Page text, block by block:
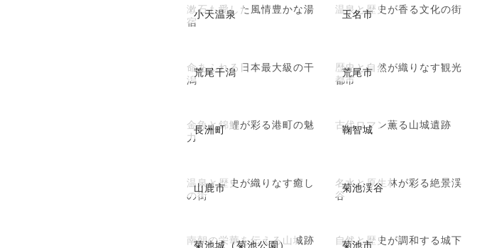
小天温泉
漱石も愛した風情豊かな湯
宿
玉名市
温泉と歴史が香る文化の街
荒尾干潟
命あふれる日本最大級の干
潟
荒尾市
歴史と自然が織りなす観光
都市
長洲町
金魚と錦鯉が彩る港町の魅
力
鞠智城
古代ロマン薫る山城遺跡
山鹿市
温泉と歴史が織りなす癒し
の街
菊池渓谷
名水と原生林が彩る絶景渓
谷
菊池城（菊池公園）
南朝の栄華を伝える山城跡 菊池市
自然と歴史が調和する城下